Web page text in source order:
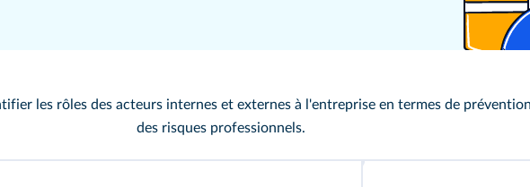
les rôles des acteurs internes et externes à l'entreprise en termes de prévention
des risques professionnels.